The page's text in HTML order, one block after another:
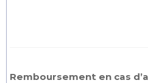
Remboursement en cas